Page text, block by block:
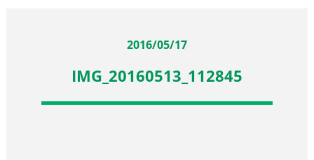
2016/05/17
IMG_20160513_112845